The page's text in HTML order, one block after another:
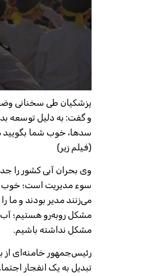
پزشکیان طی سخنانی
و گفت: به دلیل توسعه
سدها، خوب شما بگویید
(فیلم زیر)
وی بحران آبی کشور را
سوء مدیریت است؛ خوب
می‌زنند مدیر بودند و ما
مشکل روبه‌رو هستیم؛
مشکل نداشته باشیم.
رئیس‌جمهور خامنه‌ای از
تبدیل به یک انفجار